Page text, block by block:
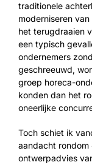
traditionele
moderniseren
het terugdraaien
een typisch
ondernemers
geschreeuwd,
groep horeca-
konden dan het
oneerlijke
Toch schiet ik
aandacht rondom
ontwerpadvies